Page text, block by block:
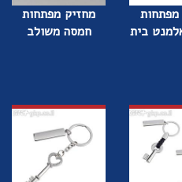
מפתחות
בית
מחזיק מפתחות
חמסה משולב